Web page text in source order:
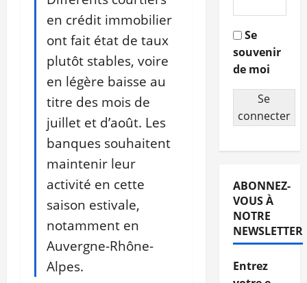
en crédit immobilier
ont fait état de taux
plutôt stables, voire
en légère baisse au
titre des mois de
juillet et d’août. Les
banques souhaitent
maintenir leur
activité en cette
saison estivale,
notamment en
Auvergne-Rhône-
Alpes.
Se
souvenir
de moi
Se
connecter
ABONNEZ-
VOUS À
NOTRE
NEWSLETTER
Entrez